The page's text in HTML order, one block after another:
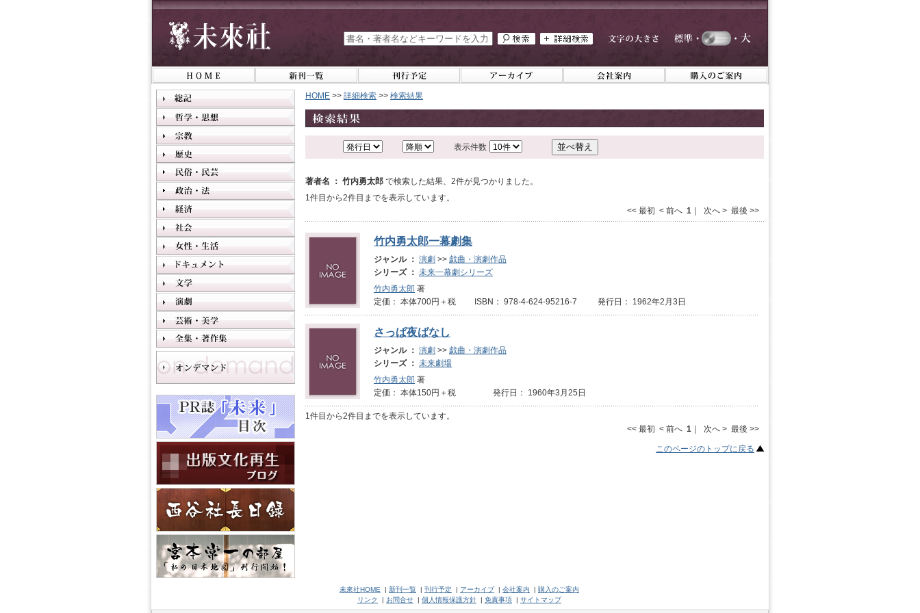
HOME >> 詳細検索 >> 検索結果
表示件数
著者名 ： 竹内勇太郎 で検索した結果、2件が見つかりました。
1件目から2件目までを表示しています。
<< 最初 < 前へ 1 ｜ 次へ > 最後 >>
竹内勇太郎一幕劇集
ジャンル ： 演劇 >> 戯曲・演劇作品
シリーズ ： 未来一幕劇シリーズ
竹内勇太郎 著
定価： 本体700円＋税 ISBN： 978-4-624-95216-7 発行日： 1962年2月3日
さっぱ夜ばなし
ジャンル ： 演劇 >> 戯曲・演劇作品
シリーズ ： 未来劇場
竹内勇太郎 著
定価： 本体150円＋税 発行日： 1960年3月25日
1件目から2件目までを表示しています。
<< 最初 < 前へ 1 ｜ 次へ > 最後 >>
このページのトップに戻る
未來社HOME | 新刊一覧 | 刊行予定 | アーカイブ | 会社案内 | 購入のご案内
リンク
| お問合せ | 個人情報保護方針 | 免責事項 | サイトマップ